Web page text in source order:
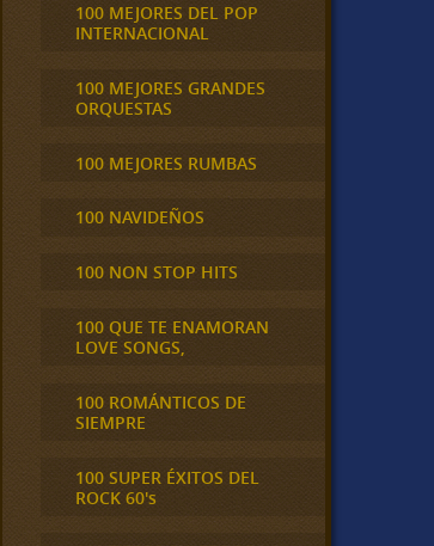
100 MEJORES DEL POP
INTERNACIONAL
100 MEJORES GRANDES
ORQUESTAS
100 MEJORES RUMBAS
100 NAVIDEÑOS
100 NON STOP HITS
100 QUE TE ENAMORAN
LOVE SONGS,
100 ROMÁNTICOS DE
SIEMPRE
100 SUPER ÉXITOS DEL
ROCK 60's